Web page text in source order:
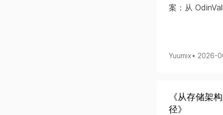
案：从
Yuumix• 2026-
《从存储架
径》